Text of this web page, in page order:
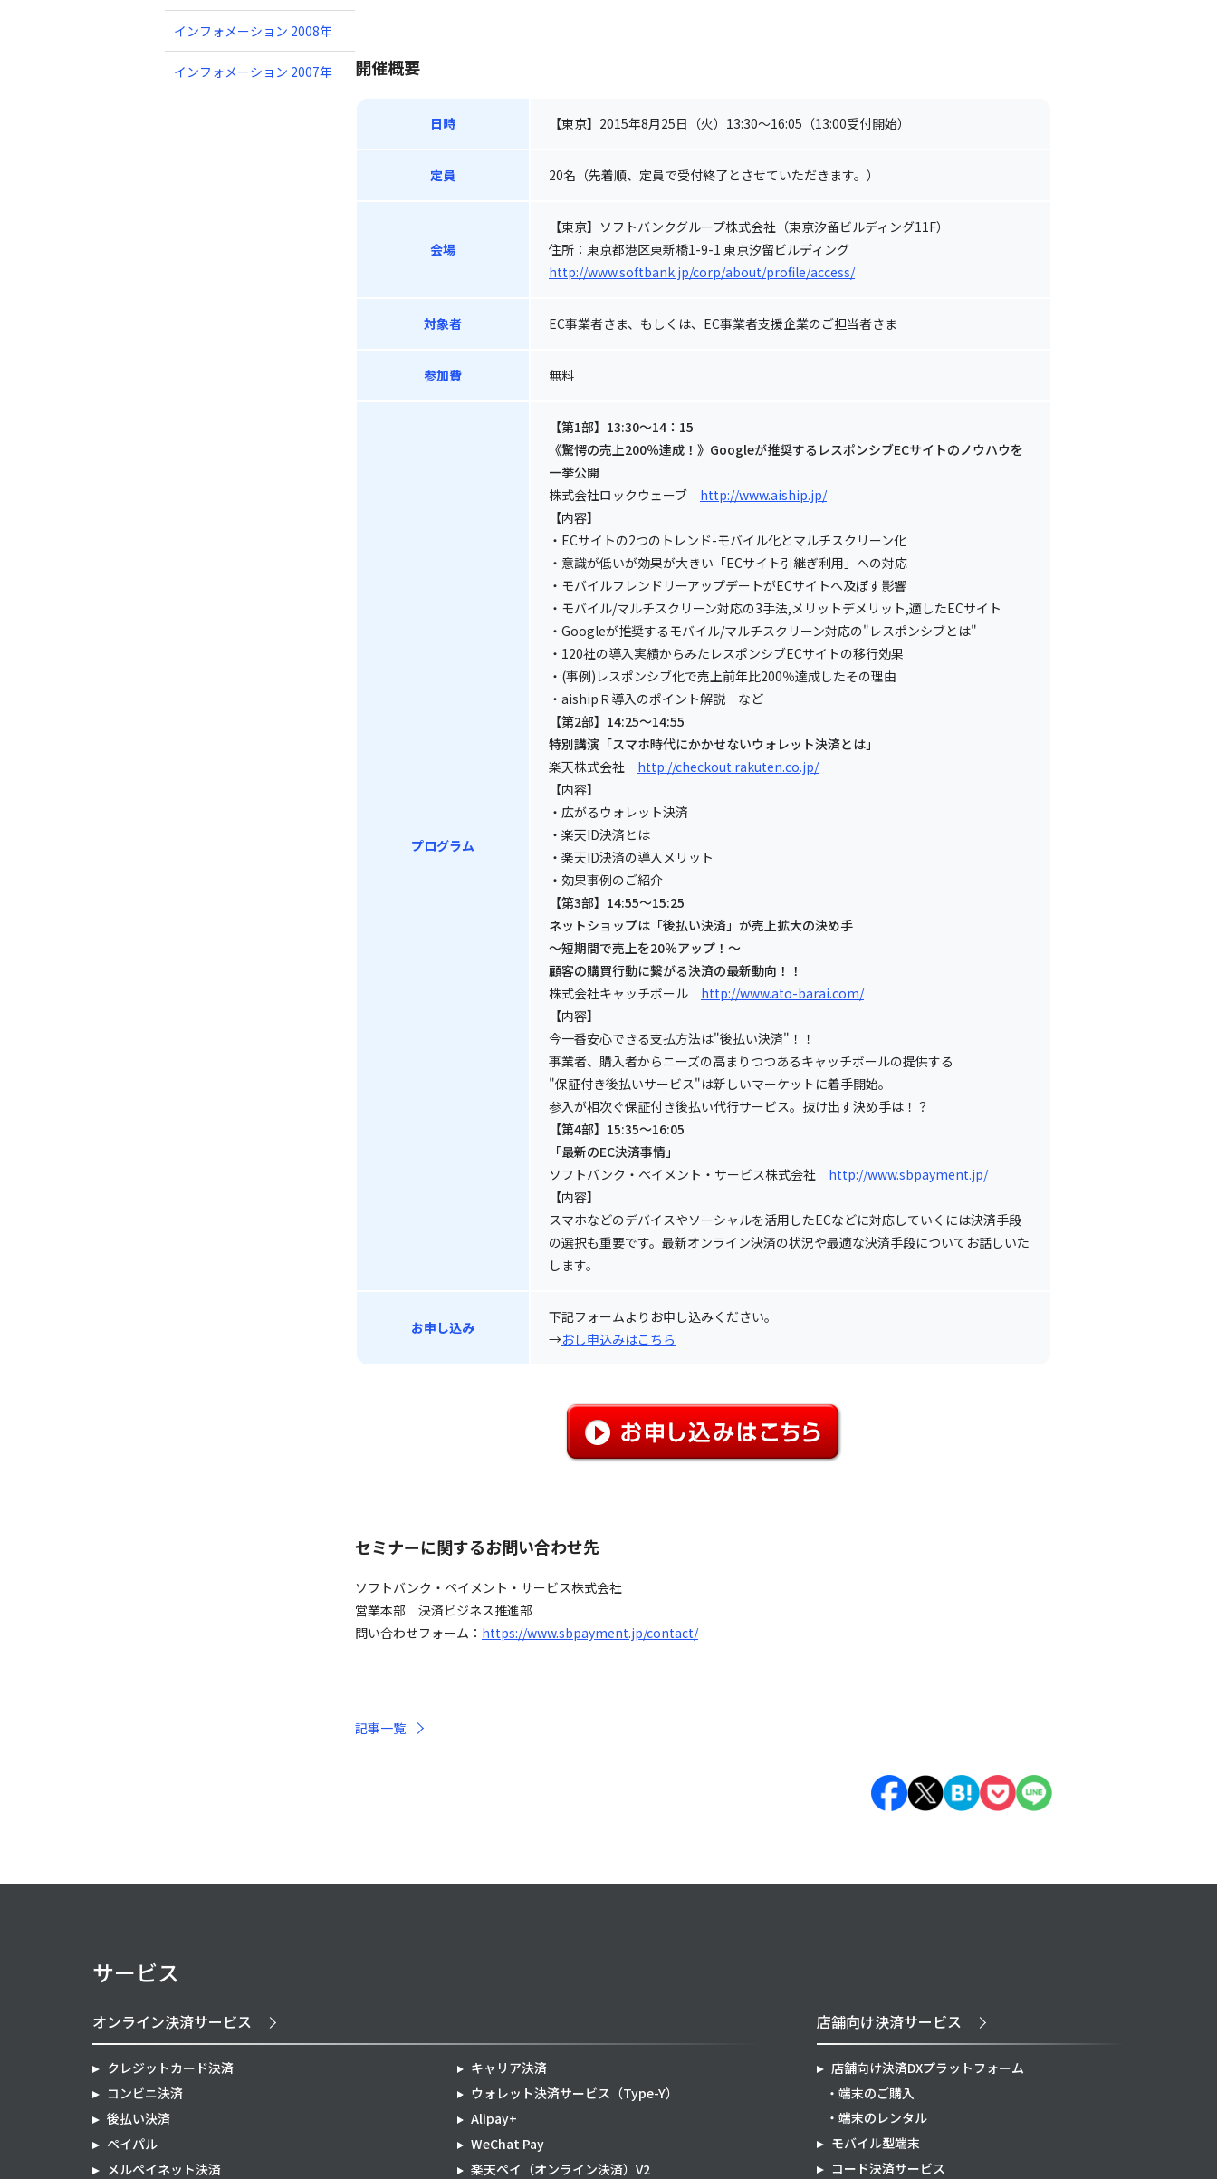
開催概要
日時 【東京】2015年8月25日（火）13:30～16:05（13:00受付開始）
定員 20名（先着順、定員で受付終了とさせていただきます。）
会場
【東京】ソフトバンクグループ株式会社（東京汐留ビルディング11F）
住所：東京都港区東新橋1-9-1 東京汐留ビルディング
http://www.softbank.jp/corp/about/profile/access/
対象者 EC事業者さま、もしくは、EC事業者支援企業のご担当者さま
参加費 無料
プログラム
【第1部】13:30～14：15
《驚愕の売上200％達成！》Googleが推奨するレスポンシブECサイトのノウハウを
一挙公開
株式会社ロックウェーブ http://www.aiship.jp/
【内容】
・ECサイトの2つのトレンド-モバイル化とマルチスクリーン化
・意識が低いが効果が大きい「ECサイト引継ぎ利用」への対応
・モバイルフレンドリーアップデートがECサイトへ及ぼす影響
・モバイル/マルチスクリーン対応の3手法,メリットデメリット,適したECサイト
・Googleが推奨するモバイル/マルチスクリーン対応の"レスポンシブとは"
・120社の導入実績からみたレスポンシブECサイトの移行効果
・(事例)レスポンシブ化で売上前年比200％達成したその理由
・aishipＲ導入のポイント解説 など
【第2部】14:25～14:55
特別講演「スマホ時代にかかせないウォレット決済とは」
楽天株式会社 http://checkout.rakuten.co.jp/
【内容】
・広がるウォレット決済
・楽天ID決済とは
・楽天ID決済の導入メリット
・効果事例のご紹介
【第3部】14:55～15:25
ネットショップは「後払い決済」が売上拡大の決め手
～短期間で売上を20％アップ！～
顧客の購買行動に繋がる決済の最新動向！！
株式会社キャッチボール http://www.ato-barai.com/
【内容】
今一番安心できる支払方法は"後払い決済"！！
事業者、購入者からニーズの高まりつつあるキャッチボールの提供する
"保証付き後払いサービス"は新しいマーケットに着手開始。
参入が相次ぐ保証付き後払い代行サービス。抜け出す決め手は！？
【第4部】15:35～16:05
「最新のEC決済事情」
ソフトバンク・ペイメント・サービス株式会社 http://www.sbpayment.jp/
【内容】
スマホなどのデバイスやソーシャルを活用したECなどに対応していくには決済手段
の選択も重要です。最新オンライン決済の状況や最適な決済手段についてお話しいた
します。
お申し込み
下記フォームよりお申し込みください。
→おし申込みはこちら
セミナーに関するお問い合わせ先
ソフトバンク・ペイメント・サービス株式会社
営業本部 決済ビジネス推進部
問い合わせフォーム： https://www.sbpayment.jp/contact/
記事一覧
インフォメーション 2008年
インフォメーション 2007年
サービス
オンライン決済サービス
クレジットカード決済
コンビニ決済
後払い決済
ペイパル
メルペイネット決済
キャリア決済
ウォレット決済サービス（Type-Y）
Alipay+
WeChat Pay
楽天ペイ（オンライン決済）V2
店舗向け決済サービス
店舗向け決済DXプラットフォーム
端末のご購入
端末のレンタル
モバイル型端末
コード決済サービス